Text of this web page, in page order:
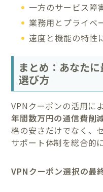
一方のサービス障
業務用とプライベ
速度と機能の特性
まとめ：あなた
選び方
VPNクーポンの活用によ
年間数万円の通信費削
格の安さだけでなく、
サポート体制を総合的
VPNクーポン選択の最